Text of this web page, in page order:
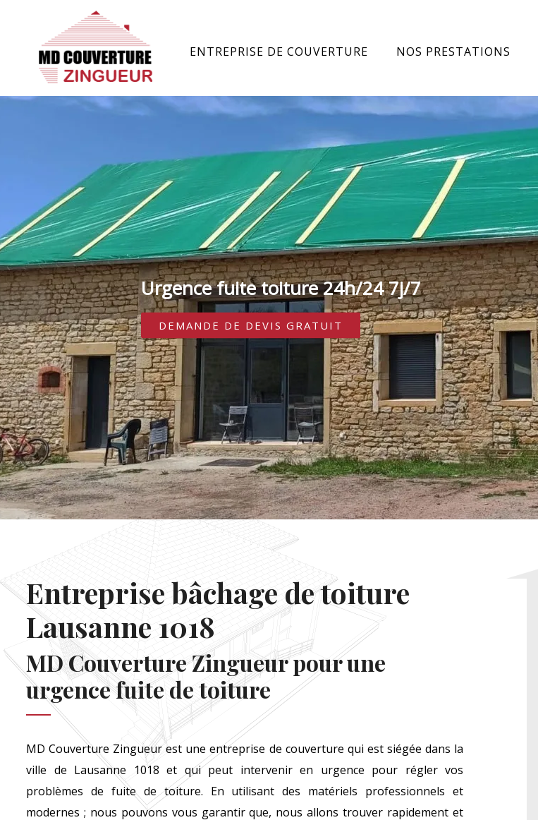
ENTREPRISE DE COUVERTURE NOS PRESTATIONS
Urgence fuite toiture 24h/24 7j/7
DEMANDE DE DEVIS GRATUIT
Entreprise bâchage de toiture
Lausanne 1018
MD Couverture Zingueur pour une
urgence fuite de toiture
MD Couverture Zingueur est une entreprise de couverture qui est siégée dans la
ville de Lausanne 1018 et qui peut intervenir en urgence pour régler vos
problèmes de fuite de toiture. En utilisant des matériels professionnels et
modernes ; nous pouvons vous garantir que, nous allons trouver rapidement et